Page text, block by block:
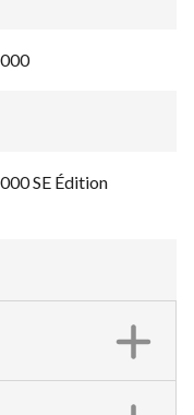
SE Édition